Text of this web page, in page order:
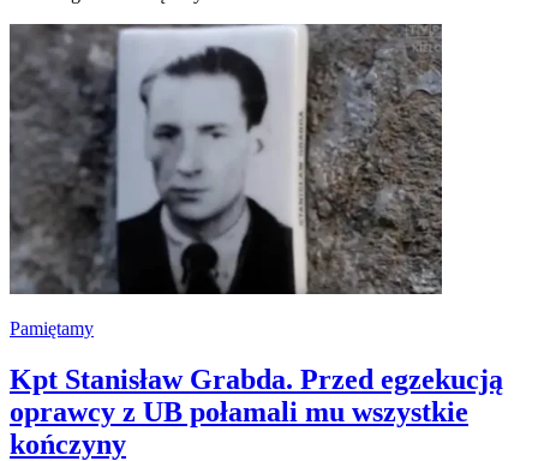
Pamiętamy
Kpt Stanisław Grabda. Przed egzekucją
oprawcy z UB połamali mu wszystkie
kończyny